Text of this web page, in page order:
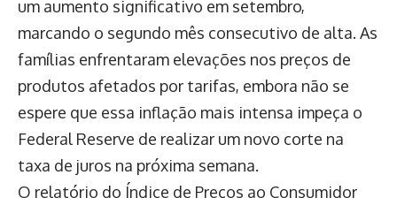
um aumento significativo em setembro,
marcando o segundo mês consecutivo de alta. As
famílias enfrentaram elevações nos preços de
produtos afetados por tarifas, embora não se
espere que essa inflação mais intensa impeça o
Federal Reserve de realizar um novo corte na
taxa de juros na próxima semana.
O relatório do Índice de Preços ao Consumidor